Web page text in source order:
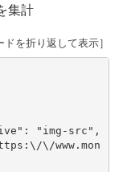
集計
ドを折り返して表示］
: "img-src" ,
\/www.mon